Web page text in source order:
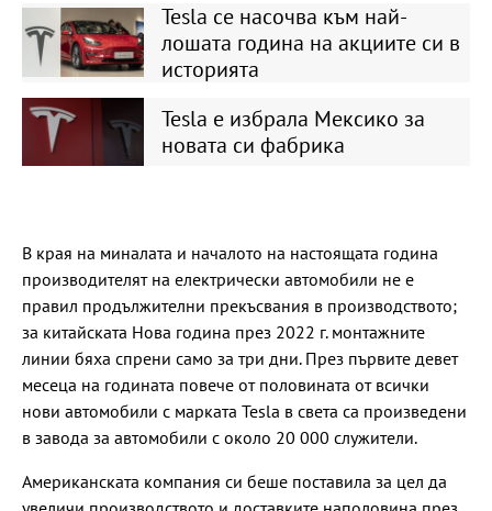
Tesla се насочва към най-
лошата година на акциите си в
историята
Tesla е избрала Мексико за
новата си фабрика
В края на миналата и началото на настоящата година
производителят на електрически автомобили не е
правил продължителни прекъсвания в производството;
за китайската Нова година през 2022 г. монтажните
линии бяха спрени само за три дни. През първите девет
месеца на годината повече от половината от всички
нови автомобили с марката Tesla в света са произведени
в завода за автомобили с около 20 000 служители.
Американската компания си беше поставила за цел да